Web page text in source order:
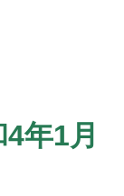
年1月